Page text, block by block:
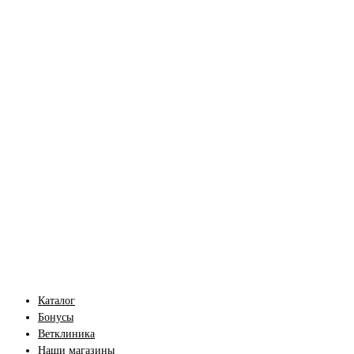
Каталог
Бонусы
Ветклиника
Наши магазины